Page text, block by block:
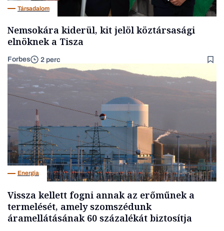
Társadalom
Nemsokára kiderül, kit jelöl köztársasági
elnöknek a Tisza
Forbes 2 perc
Energia
Vissza kellett fogni annak az erőműnek a
termelését, amely szomszédunk
áramellátásának 60 százalékát biztosítja